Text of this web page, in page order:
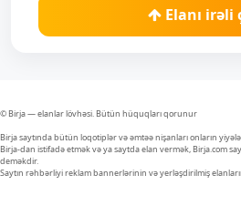
Elanı irəli
© Birja — elanlar lövhəsi. Bütün hüquqları qorunur
Birja saytında bütün loqotiplər və əmtəə nişanları onların
Birja-dan istifadə etmək və ya saytda elan vermək, Birja.com
deməkdir.
Saytın rəhbərliyi reklam bannerlərinin və yerləşdirilmiş